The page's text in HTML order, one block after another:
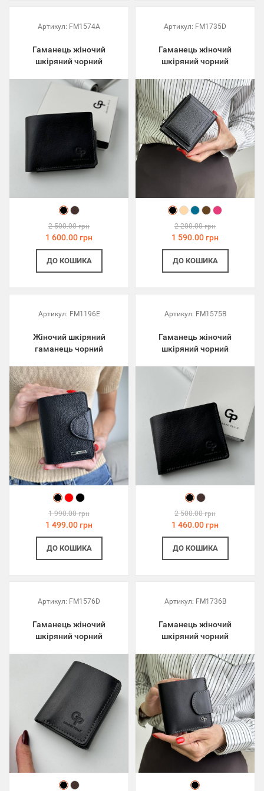
Артикул: FM1574A
Гаманець жіночий
шкіряний чорний
2 500.00 грн
1 600.00 грн
ДО КОШИКА
Артикул: FM1735D
Гаманець жіночий
шкіряний чорний
2 200.00 грн
1 590.00 грн
ДО КОШИКА
Артикул: FM1196E
Жіночий шкіряний
гаманець чорний
1 990.00 грн
1 499.00 грн
ДО КОШИКА
Артикул: FM1575B
Гаманець жіночий
шкіряний чорний
2 500.00 грн
1 460.00 грн
ДО КОШИКА
Артикул: FM1576D
Гаманець жіночий
шкіряний чорний
Артикул: FM1736B
Гаманець жіночий
шкіряний чорний